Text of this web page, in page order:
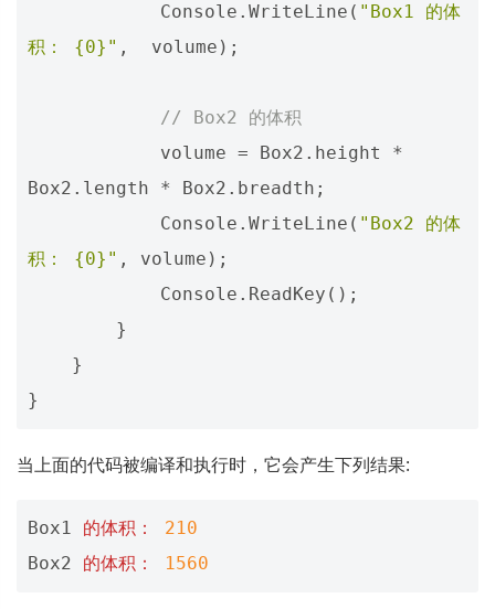
Console . WriteLine ( "Box1 的体
积： {0}" , volume );
// Box2 的体积
volume = Box2 . height
*
Box2 . length * Box2 . breadth ;
Console . WriteLine ( "Box2 的体
积： {0}" , volume );
Console . ReadKey ();
}
}
}
当上面的代码被编译和执行时，它会产生下列结果:
Box1 的体积：
210
Box2
的体积： 1560